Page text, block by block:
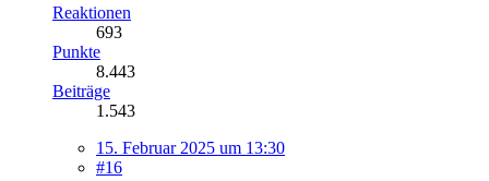
Reaktionen
693
Punkte
8.443
Beiträge
1.543
15. Februar 2025 um 13:30
#16